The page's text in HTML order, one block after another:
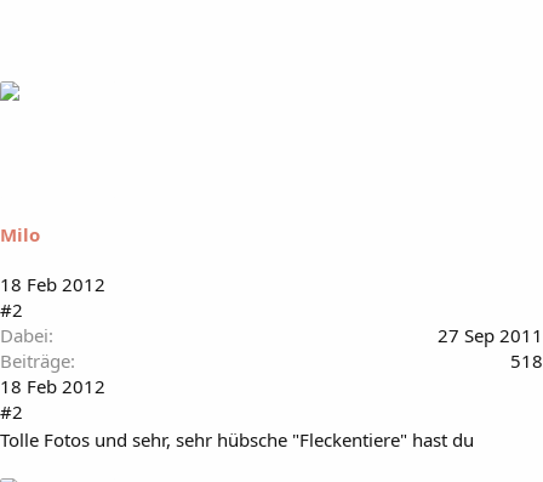
Milo
18 Feb 2012
#2
Dabei
27 Sep 2011
Beiträge
518
18 Feb 2012
#2
Tolle Fotos und sehr, sehr hübsche "Fleckentiere" hast du